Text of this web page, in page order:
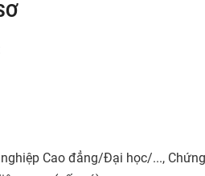
Cao đẳng/Đại học/...,